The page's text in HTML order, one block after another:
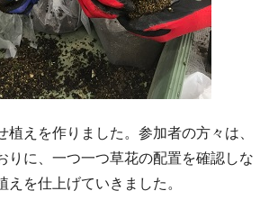
えを作りました。参加者の方々は、
りに、一つ一つ草花の配置を確認しな
えを仕上げていきました。